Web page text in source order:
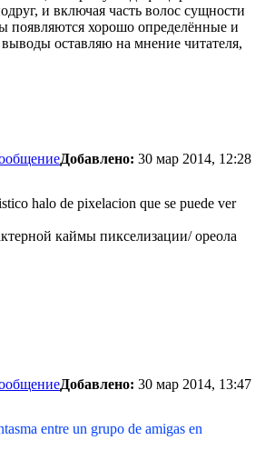
и включая часть волос сущности
появляются хорошо определённые и
оставляю на мнение читателя,
Добавлено: 30 мар 2014, 12:28
halo de pixelacion que se puede ver
каймы пикселизации/ ореола
Добавлено: 30 мар 2014, 13:47
entre un grupo de amigas en